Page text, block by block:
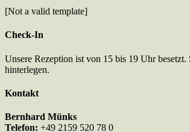
[Not a valid template]
Check-In
Unsere Rezeption ist von 15 bis 19 Uhr
hinterlegen.
Kontakt
Bernhard Münks
Telefon: +49 2159 520 78 0